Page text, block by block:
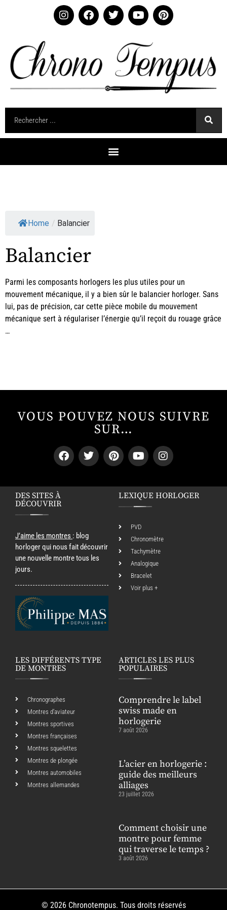
Home / Balancier
Balancier
Parmi les composants horlogers les plus utiles pour un
mouvement mécanique, il y a bien sûr le balancier horloger. Sans
lui, pas de précision, car cette pièce mobile du mouvement
mécanique sert à régulariser l’énergie qu’il reçoit du rouage grâce
…
VOUS POUVEZ NOUS SUIVRE
SUR…
DES SITES À
DÉCOUVRIR
J’aime les montres : blog
horloger qui nous fait découvrir
une nouvelle montre tous les
jours.
LEXIQUE HORLOGER
PVD
Chronomètre
Tachymètre
Analogique
Bracelet
Voir plus +
LES DIFFÉRENTS TYPE
DE MONTRES
Chronographes
Montres d’aviateur
Montres sportives
Montres françaises
Montres squelettes
Montres de plongée
Montres automobiles
Montres allemandes
ARTICLES LES PLUS
POPULAIRES
Comprendre le label
swiss made en
horlogerie
7 août 2026
L’acier en horlogerie :
guide des meilleurs
alliages
23 juillet 2026
Comment choisir une
montre pour femme
qui traverse le temps ?
3 août 2026
© 2026 Chronotempus. Tous droits réservés